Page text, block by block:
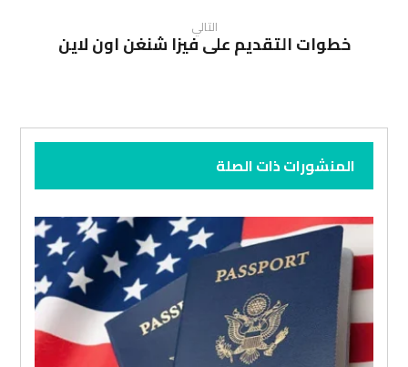
التالي
خطوات التقديم على فيزا شنغن اون لاين
المنشورات ذات الصلة